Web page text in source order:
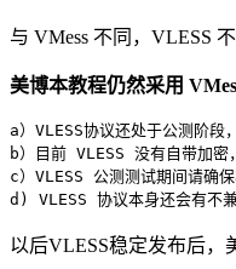
与 VMess 不同，VLESS
美博本教程仍然采用
a）VLESS协议还处于公测阶段
b）目前 VLESS 没有自带加密
c）VLESS 公测测试期间请确
d) VLESS 协议本身还会有不兼
以后VLESS稳定发布后，